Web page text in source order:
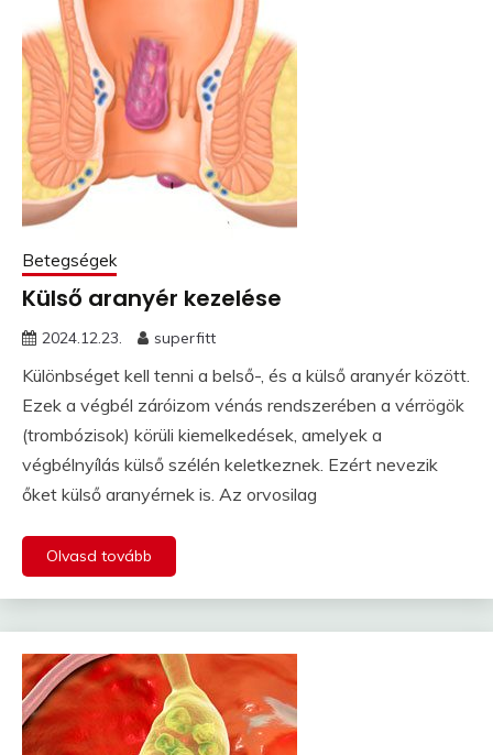
Betegségek
Külső aranyér kezelése
2024.12.23. superfitt
Különbséget kell tenni a belső-, és a külső aranyér között.
Ezek a végbél záróizom vénás rendszerében a vérrögök
(trombózisok) körüli kiemelkedések, amelyek a
végbélnyílás külső szélén keletkeznek. Ezért nevezik
őket külső aranyérnek is. Az orvosilag
Olvasd tovább